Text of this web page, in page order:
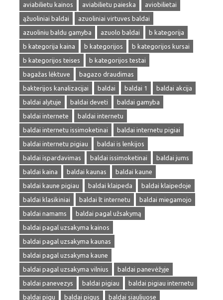
aviabilietu kainos
aviabilietu paieska
aviobilietai
ąžuoliniai baldai
azuoliniai virtuves baldai
azuoliniu baldu gamyba
azuolo baldai
b kategorija
b kategorija kaina
b kategorijos
b kategorijos kursai
b kategorijos teises
b kategorijos testai
bagažas lėktuve
bagazo draudimas
bakterijos kanalizacijai
baldai baldai 1
baldai akcija
baldai alytuje
baldai deveti
baldai gamyba
baldai internete
baldai internetu
baldai internetu issimoketinai
baldai internetu pigiai
baldai internetu pigiau
baldai is lenkijos
baldai ispardavimas
baldai issimoketinai
baldai jums
baldai kaina
baldai kaunas
baldai kaune
baldai kaune pigiau
baldai klaipeda
baldai klaipedoje
baldai klasikiniai
baldai lt internetu
baldai miegamojo
baldai namams
baldai pagal užsakymą
baldai pagal uzsakyma kainos
baldai pagal uzsakyma kaunas
baldai pagal uzsakyma kaune
baldai pagal uzsakyma vilnius
baldai panevėžyje
baldai panevezys
baldai pigiau
baldai pigiau internetu
baldai pigu
baldai pigus baldai siauliuose